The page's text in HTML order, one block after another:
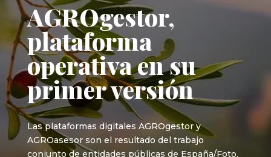
AGROgestor,
plataforma
operativa en su
primer versión
Las plataformas digitales AGROgestor y
AGROasesor son el resultado del trabajo
conjunto de entidades públicas de España/Foto.